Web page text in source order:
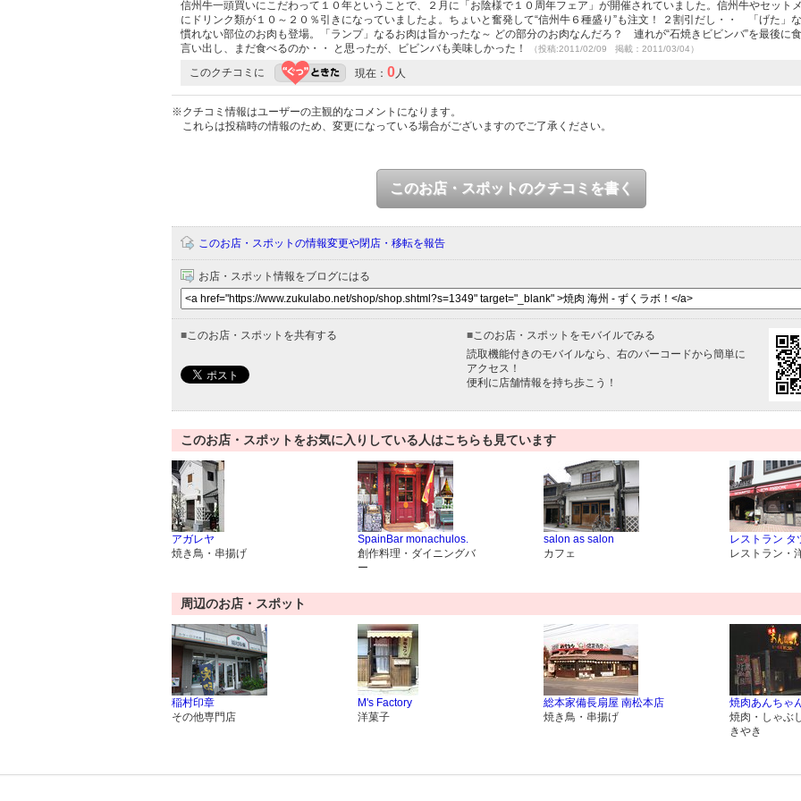
信州牛一頭買いにこだわって１０年ということで、２月に「お陰様で１０周年フェア」が開催されていました。信州牛やセット
にドリンク類が１０～２０％引きになっていましたよ。ちょいと奮発して“信州牛６種盛り”も注文！ ２割引だし・・ 「げた」
慣れない部位のお肉も登場。「ランプ」なるお肉は旨かったな～ どの部分のお肉なんだろ？ 連れが“石焼きビビンバ”を最後に
言い出し、まだ食べるのか・・ と思ったが、ビビンバも美味しかった！
（投稿:2011/02/09 掲載：2011/03/04）
このクチコミに 現在： 0人
※クチコミ情報はユーザーの主観的なコメントになります。
これらは投稿時の情報のため、変更になっている場合がございますのでご了承ください。
このお店・スポットのクチコミを書く
このお店・スポットの情報変更や閉店・移転を報告
お店・スポット情報をブログにはる
■このお店・スポットを共有する ■このお店・スポットをモバイルでみる
読取機能付きのモバイルなら、右のバーコードから簡単に
アクセス！
便利に店舗情報を持ち歩こう！
このお店・スポットをお気に入りしている人はこちらも見ています
アガレヤ
焼き鳥・串揚げ
SpainBar monachulos.
創作料理・ダイニングバ
ー
salon as salon
カフェ
レストラン タ
レストラン・
周辺のお店・スポット
稲村印章
その他専門店
M's Factory
洋菓子
総本家備長扇屋 南松本店
焼き鳥・串揚げ
焼肉あんちゃ
焼肉・しゃぶ
きやき